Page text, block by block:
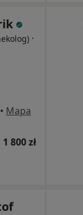
·
• Mapa
1 800 zł